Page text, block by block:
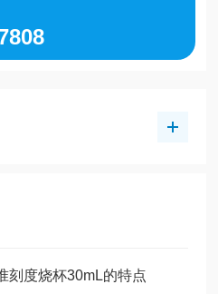
刻度烧杯30mL的特点